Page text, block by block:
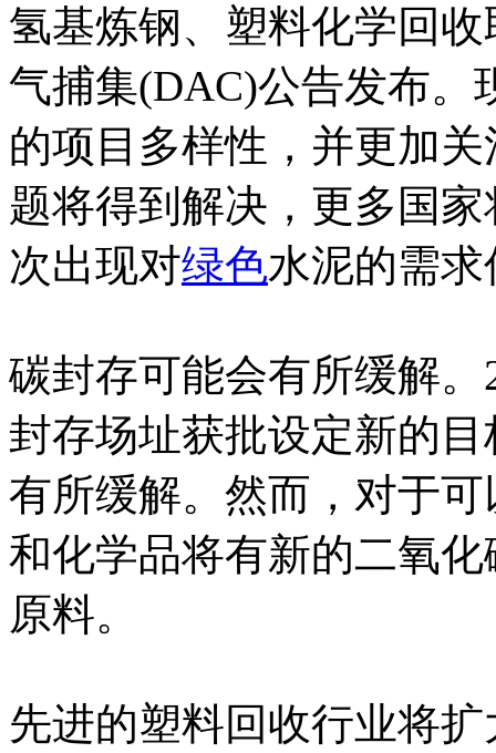
氢基炼钢、塑料化学回
气捕集(DAC)公告发布。
的项目多样性，并更加
题将得到解决，更多国
次出现对绿色水泥的需求
碳封存可能会有所缓解
封存场址获批设定新的
有所缓解。然而，对于
和化学品将有新的二氧
原料。
先进的塑料回收行业将